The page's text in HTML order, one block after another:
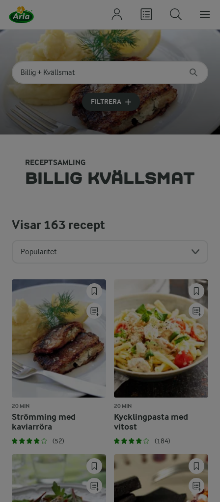
Sök på kategori eller ingrediens
Skriv in sökord för att få förslag
FILTRERA
RECEPTSAMLING
BILLIG KVÄLLSMAT
Visar163 recept
Popularitet
20 MIN
Strömming med
kaviarröra
(52)
20 MIN
Kycklingpasta med
vitost
(184)